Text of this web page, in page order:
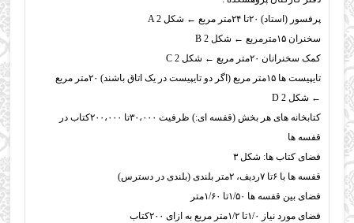
پرفسور (استاد) ۲۰تا ۲۴متر مربع
← شکل A2
سخنران ۱۵مترمربع
← شکل B 2
کمک سخنرانان ۲۰متر مربع
← شکل C 2
تایپیست ها ۱۵متر مربع (اگر دو تایپیست در یک اتاق باشند) ۲۰متر مربع
← شکل D 2
کتابخانه های هر بخش (قفسه ای:) ظرفیت ۳۰،۰۰۰تا ۲۰۰،۰۰۰کتاب در
قفسه ها
فضای کتاب ها: شکل ۳
قفسه ها با ۶تا ۷ردیف، ۲متر بلندی (بلندی در دسترس)
فضای بین قفسه ها ۱/۵۰تا ۱/۶۰متر
فضای مورد نیاز ۱/۰تا ۱/۲متر مربع به ازای ۲۰۰کتاب